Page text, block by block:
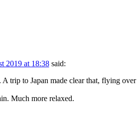
2019 at 18:38 said:
trip to Japan made clear that, flying
Much more relaxed.